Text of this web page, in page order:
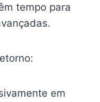
tempo para
em